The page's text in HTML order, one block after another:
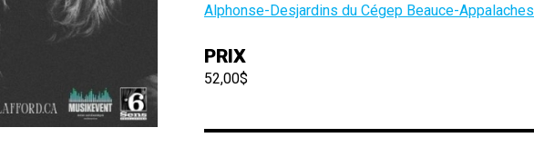
Alphonse-Desjardins du Cégep Beauce-Appalaches
PRIX
52,00$